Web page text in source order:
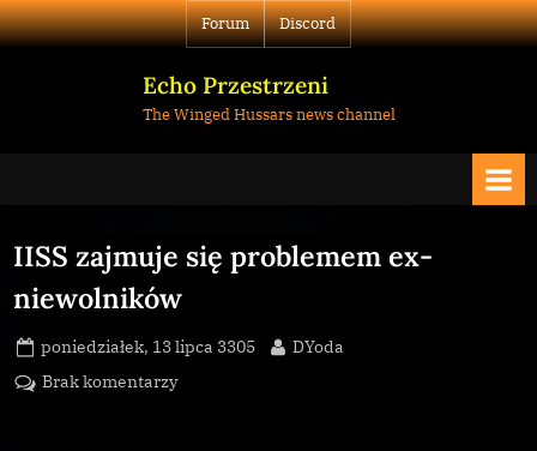
Skip
to
Forum Discord
Echo Przestrzeni
The Winged Hussars news channel
IISS zajmuje się problemem ex-
niewolników
Posted
on
poniedziałek, 13 lipca 3305 By
DYoda
Brak komentarzydo